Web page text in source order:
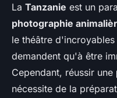
La Tanzanie est un
photographie
le théâtre
demandent qu'à être
Cependant, réussir une
nécessite de la